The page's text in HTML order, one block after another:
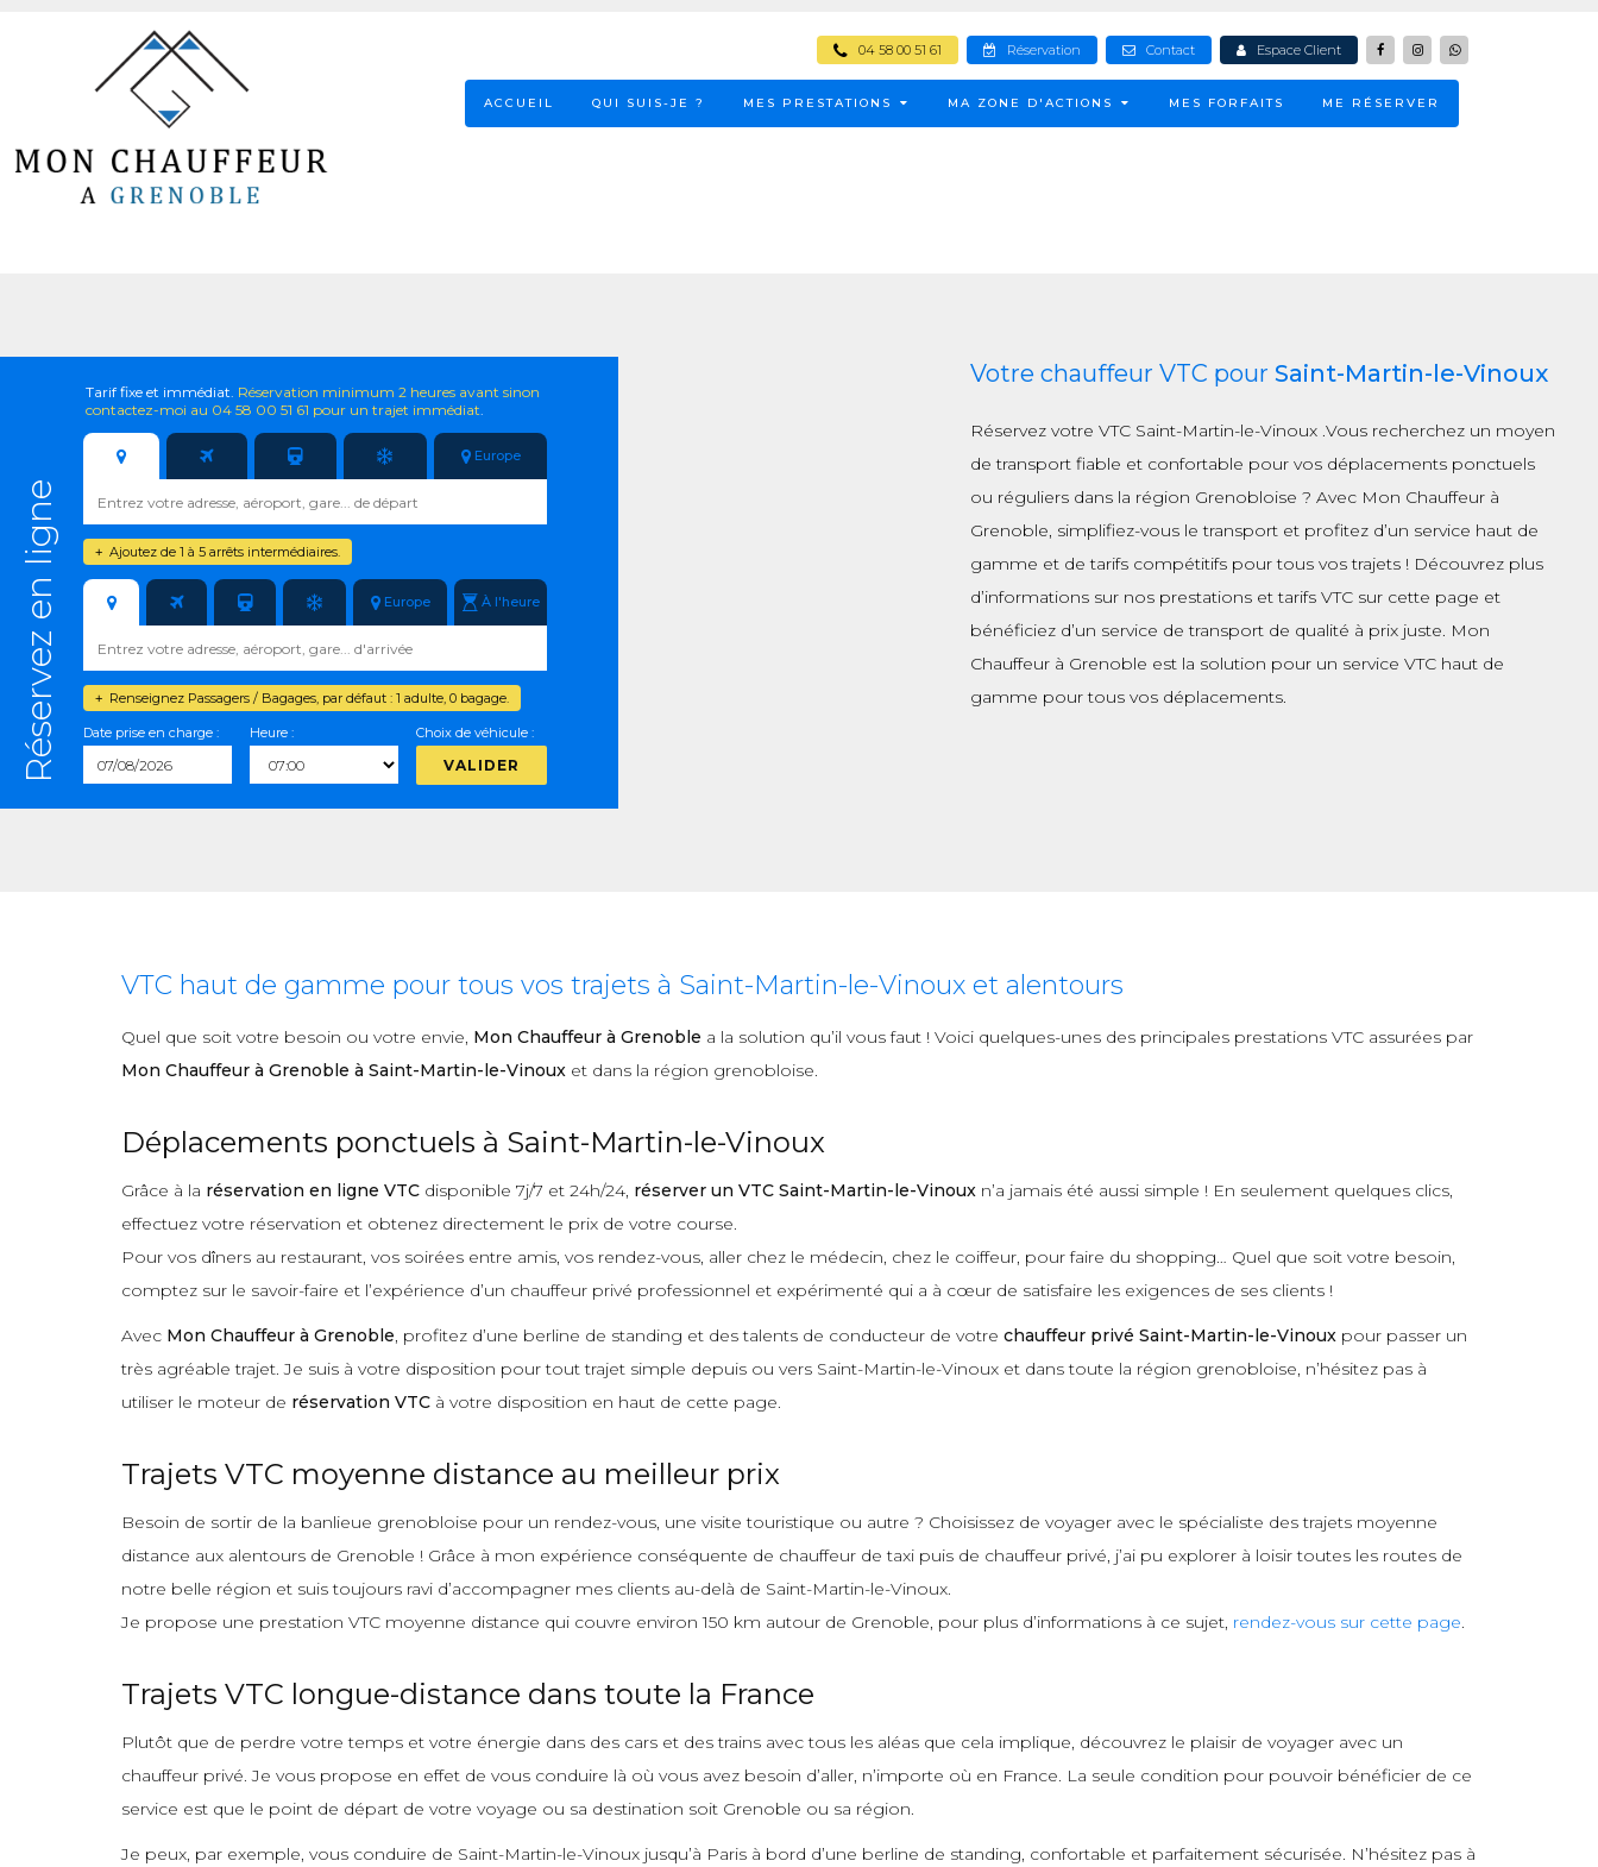
04 58 00 51 61 Réservation Contact Espace Client
ACCUEIL QUI SUIS-JE ? MES PRESTATIONS MA ZONE D'ACTIONS MES FORFAITS ME RÉSERVER
Votre chauffeur VTC pourSaint-Martin-le-Vinoux
Réservez votre VTC Saint-Martin-le-Vinoux .Vous recherchez un moyen
de transport fiable et confortable pour vos déplacements ponctuels
ou réguliers dans la région Grenobloise ? Avec Mon Chauffeur à
Grenoble, simplifiez-vous le transport et profitez d’un service haut de
gamme et de tarifs compétitifs pour tous vos trajets ! Découvrez plus
d’informations sur nos prestations et tarifs VTC sur cette page et
bénéficiez d’un service de transport de qualité à prix juste. Mon
Chauffeur à Grenoble est la solution pour un service VTC haut de
gamme pour tous vos déplacements.
Réservez en ligne
Tarif fixe et immédiat. Réservation minimum 2 heures avant sinon
contactez-moi au 04 58 00 51 61 pour un trajet immédiat.
Europe
Ajoutez de 1 à 5 arrêts intermédiaires.
+
Europe À l'heure
Renseignez Passagers / Bagages, par défaut : 1 adulte, 0 bagage.
+
Date prise en charge : Heure : Choix de véhicule :
VALIDER
VTC haut de gamme pour tous vos trajets à Saint-Martin-le-Vinoux et alentours
Quel que soit votre besoin ou votre envie, Mon Chauffeur à Grenoble a la solution qu’il vous faut ! Voici quelques-unes des principales prestations VTC assurées par
Mon Chauffeur à Grenoble à Saint-Martin-le-Vinoux et dans la région grenobloise.
Déplacements ponctuels à Saint-Martin-le-Vinoux
Grâce à la réservation en ligne VTC disponible 7j/7 et 24h/24, réserver un VTC Saint-Martin-le-Vinoux n’a jamais été aussi simple ! En seulement quelques clics,
effectuez votre réservation et obtenez directement le prix de votre course.
Pour vos dîners au restaurant, vos soirées entre amis, vos rendez-vous, aller chez le médecin, chez le coiffeur, pour faire du shopping… Quel que soit votre besoin,
comptez sur le savoir-faire et l’expérience d’un chauffeur privé professionnel et expérimenté qui a à cœur de satisfaire les exigences de ses clients !
Avec Mon Chauffeur à Grenoble, profitez d’une berline de standing et des talents de conducteur de votre chauffeur privé Saint-Martin-le-Vinoux pour passer un
très agréable trajet. Je suis à votre disposition pour tout trajet simple depuis ou vers Saint-Martin-le-Vinoux et dans toute la région grenobloise, n’hésitez pas à
utiliser le moteur de réservation VTC à votre disposition en haut de cette page.
Trajets VTC moyenne distance au meilleur prix
Besoin de sortir de la banlieue grenobloise pour un rendez-vous, une visite touristique ou autre ? Choisissez de voyager avec le spécialiste des trajets moyenne
distance aux alentours de Grenoble ! Grâce à mon expérience conséquente de chauffeur de taxi puis de chauffeur privé, j’ai pu explorer à loisir toutes les routes de
notre belle région et suis toujours ravi d’accompagner mes clients au-delà de Saint-Martin-le-Vinoux.
Je propose une prestation VTC moyenne distance qui couvre environ 150 km autour de Grenoble, pour plus d’informations à ce sujet, rendez-vous sur cette page.
Trajets VTC longue-distance dans toute la France
Plutôt que de perdre votre temps et votre énergie dans des cars et des trains avec tous les aléas que cela implique, découvrez le plaisir de voyager avec un
chauffeur privé. Je vous propose en effet de vous conduire là où vous avez besoin d’aller, n’importe où en France. La seule condition pour pouvoir bénéficier de ce
service est que le point de départ de votre voyage ou sa destination soit Grenoble ou sa région.
Je peux, par exemple, vous conduire de Saint-Martin-le-Vinoux jusqu’à Paris à bord d’une berline de standing, confortable et parfaitement sécurisée. N’hésitez pas à